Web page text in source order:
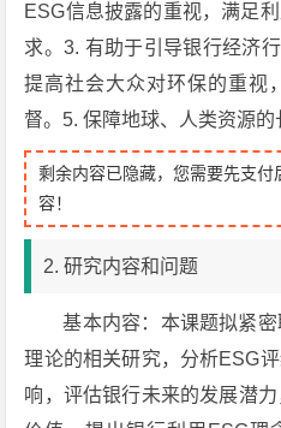
ESG信息披露的重视，满足
求。3. 有助于引导银行经济
提高社会大众对环保的重视
督。5. 保障地球、人类资源的
剩余内容已隐藏，您需要先支
容！
2. 研究内容和问题
基本内容：本课题拟紧
理论的相关研究，分析ESG
响，评估银行未来的发展潜